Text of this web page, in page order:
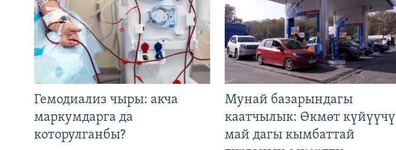
Гемодиализ чыры: акча
маркумдарга да
которулганбы?
Мунай базарындагы
каатчылык: Өкмөт күйүүчү
май дагы кымбаттай